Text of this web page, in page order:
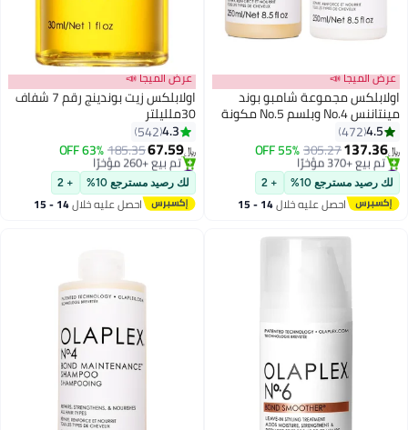
عرض الميجا 📣
اولابلكس مجموعة شامبو بوند
مينتاننس No.4 وبلسم No.5 مكونة
من قطعتين أبيض 250x2ملليلتر
4.5
472
﷼‏137.36
305.27
55% OFF
#1 في مجموعات الشامبو والبلسم
أقل سعر في السنة
تم بيع +370 مؤخرًا
#1 في مجموعات الشامبو والبلسم
لك رصيد مسترجع 10% + 2
احصل عليه خلال 14 - 15
عرض الميجا 📣
اولابلكس زيت بوندينج رقم 7 شفاف
30ملليلتر
4.3
542
﷼‏67.59
185.35
63% OFF
#6 في زيت وسيروم
أقل سعر في 7 يوم
تم بيع +260 مؤخرًا
#6 في زيت وسيروم
لك رصيد مسترجع 10% + 2
احصل عليه خلال 14 - 15